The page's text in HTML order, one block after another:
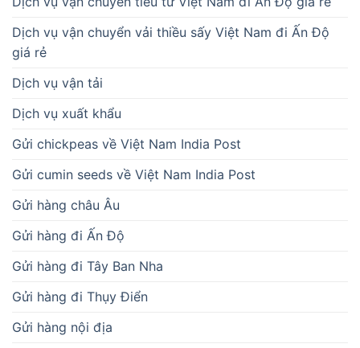
Dịch vụ vận chuyển vải thiều sấy Việt Nam đi Ấn Độ
giá rẻ
Dịch vụ vận tải
Dịch vụ xuất khẩu
Gửi chickpeas về Việt Nam India Post
Gửi cumin seeds về Việt Nam India Post
Gửi hàng châu Âu
Gửi hàng đi Ấn Độ
Gửi hàng đi Tây Ban Nha
Gửi hàng đi Thụy Điển
Gửi hàng nội địa